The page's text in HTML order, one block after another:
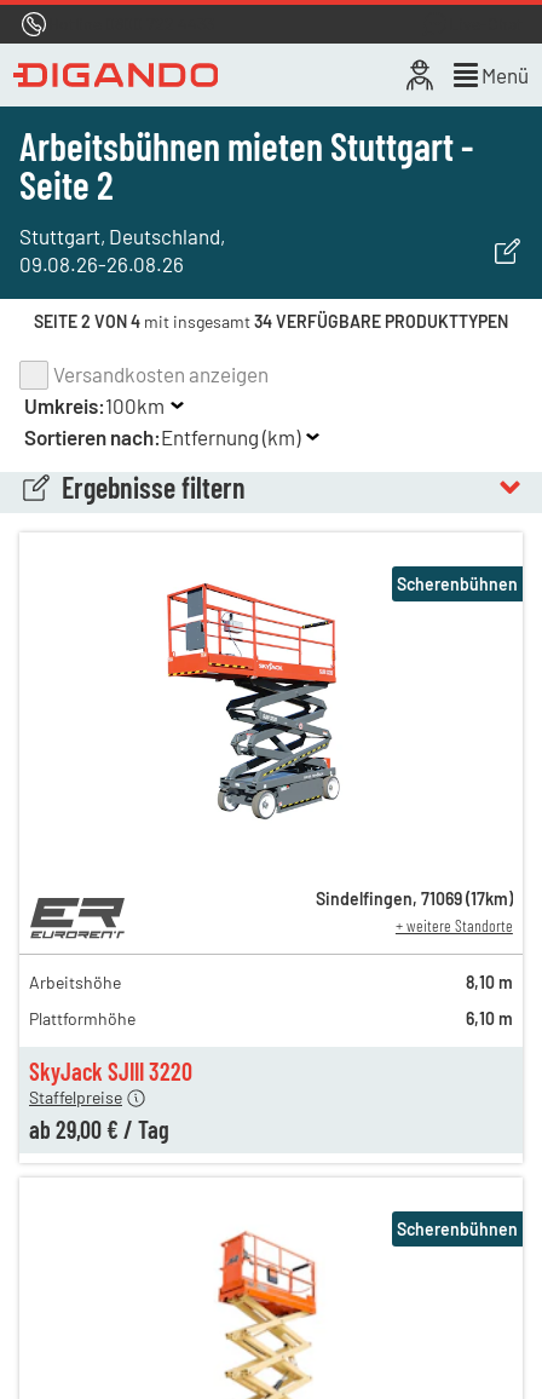
Menü
Arbeitsbühnen mieten Stuttgart -
Seite 2
Stuttgart, Deutschland,
09.08.26-26.08.26
SEITE 2 VON 4mit insgesamt34 VERFÜGBARE PRODUKTTYPEN
Ergebnisse filtern
Versandkosten anzeigen
Umkreis:100km
Sortieren nach:Entfernung (km)
SkyJack SJIII 3220
74,00 €
59,00 €
45,00 €
39,00 €
Staffelpreise
ab 29,00 € / Tag
Scherenbühnen
Sindelfingen, 71069(17km)
+ weitere Standorte
Arbeitshöhe
8,10 m
Plattformhöhe
6,10 m
Scherenbühnen